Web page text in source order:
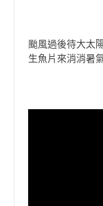
颱風過後待大太
生魚片來消消暑